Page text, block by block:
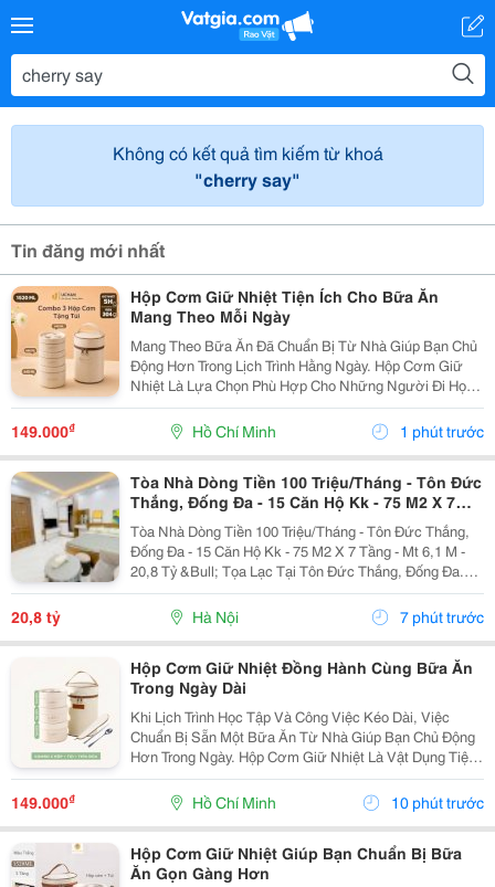
Không có kết quả tìm kiếm từ khoá
"cherry say"
Tin đăng mới nhất
Hộp Cơm Giữ Nhiệt Tiện Ích Cho Bữa Ăn
Mang Theo Mỗi Ngày
Mang Theo Bữa Ăn Đã Chuẩn Bị Từ Nhà Giúp Bạn Chủ
Động Hơn Trong Lịch Trình Hằng Ngày. Hộp Cơm Giữ
Nhiệt Là Lựa Chọn Phù Hợp Cho Những Người Đi Học,
Đi Làm Hoặc Thường Xuyên Di Chuyển, Giúp Việc Sắp
Xếp Và Mang Theo Thức Ăn Trở Nên Gọn Gàng Hơn.
149.000₫ Hồ Chí Minh 1 phút trước
Tòa Nhà Dòng Tiền 100 Triệu/Tháng - Tôn Đức
Thắng, Đống Đa - 15 Căn Hộ Kk - 75 M2 X 7
Tầng - Mt 6,1 M - 20,8 Tỷ
Tòa Nhà Dòng Tiền 100 Triệu/Tháng - Tôn Đức Thắng,
Đống Đa - 15 Căn Hộ Kk - 75 M2 X 7 Tầng - Mt 6,1 M -
20,8 Tỷ &Bull; Tọa Lạc Tại Tôn Đức Thắng, Đống Đa.
Cách Mặt Phố Khoảng 50 Mét, Cách Ô Tô Tránh Khoảng
10 Mét, Vị Trí Thuận Tiện Khai Thác...
20,8 tỷ Hà Nội 7 phút trước
Hộp Cơm Giữ Nhiệt Đồng Hành Cùng Bữa Ăn
Trong Ngày Dài
Khi Lịch Trình Học Tập Và Công Việc Kéo Dài, Việc
Chuẩn Bị Sẵn Một Bữa Ăn Từ Nhà Giúp Bạn Chủ Động
Hơn Trong Ngày. Hộp Cơm Giữ Nhiệt Là Vật Dụng Tiện
Lợi, Hỗ Trợ Mang Theo Nhiều Món Ăn Và Phù Hợp Với
Những Người Thường Xuyên Ăn Trưa Tại Trường,
149.000₫ Hồ Chí Minh 10 phút trước
Hộp Cơm Giữ Nhiệt Giúp Bạn Chuẩn Bị Bữa
Ăn Gọn Gàng Hơn